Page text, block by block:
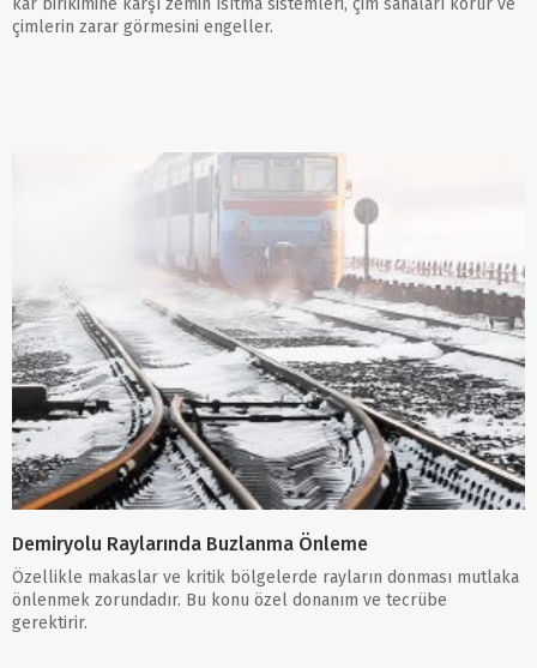
kar birikimine karşı zemin ısıtma sistemleri, çim sahaları korur ve
çimlerin zarar görmesini engeller.
Demiryolu Raylarında Buzlanma Önleme
Özellikle makaslar ve kritik bölgelerde rayların donması mutlaka
önlenmek zorundadır. Bu konu özel donanım ve tecrübe
gerektirir.